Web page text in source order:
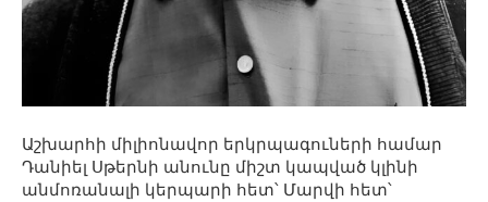
Աշխարհի միլիոնավոր երկրպագուների համար
Դանիել Սթերնի անունը միշտ կապված կլինի
անմոռանալի կերպարի հետ՝ Մարվի հետ՝